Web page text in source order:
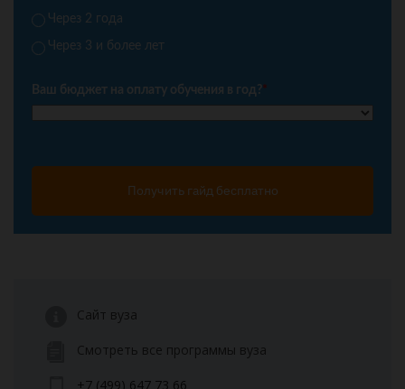
Через 2 года
Через 3 и более лет
Ваш бюджет на оплату обучения в год?*
Получить гайд бесплатно
Сайт вуза
Смотреть все программы вуза
+7 (499) 647 73 66